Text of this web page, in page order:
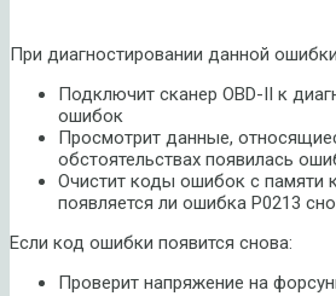
При диагностировании данной
Подключит сканер OBD-II к
ошибок
Просмотрит данные,
обстоятельствах появилась
Очистит коды ошибок с памяти
появляется ли ошибка P0213
Если код ошибки появится снова:
Проверит напряжение на